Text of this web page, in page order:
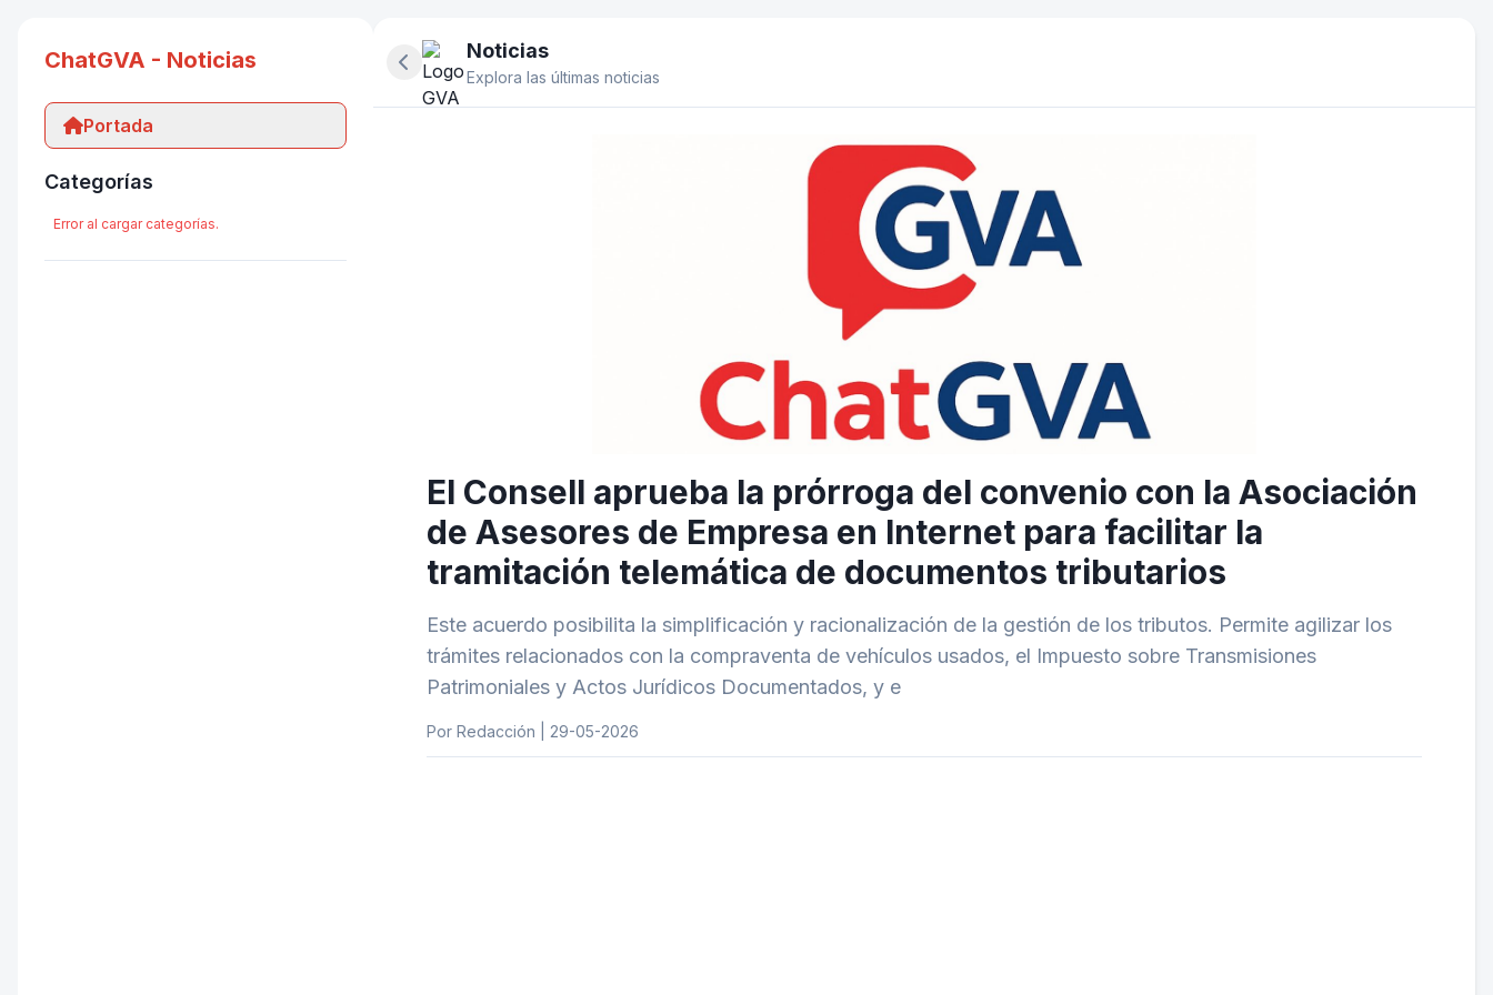
ChatGVA - Noticias
Portada
Categorías
Error al cargar categorías.
Ocultar panel lateral
Noticias
Explora las últimas noticias
El Consell aprueba la prórroga del convenio con la Asociación
de Asesores de Empresa en Internet para facilitar la
tramitación telemática de documentos tributarios
Este acuerdo posibilita la simplificación y racionalización de la gestión de los tributos. Permite agilizar los
trámites relacionados con la compraventa de vehículos usados, el Impuesto sobre Transmisiones
Patrimoniales y Actos Jurídicos Documentados, y e
Por Redacción | 29-05-2026